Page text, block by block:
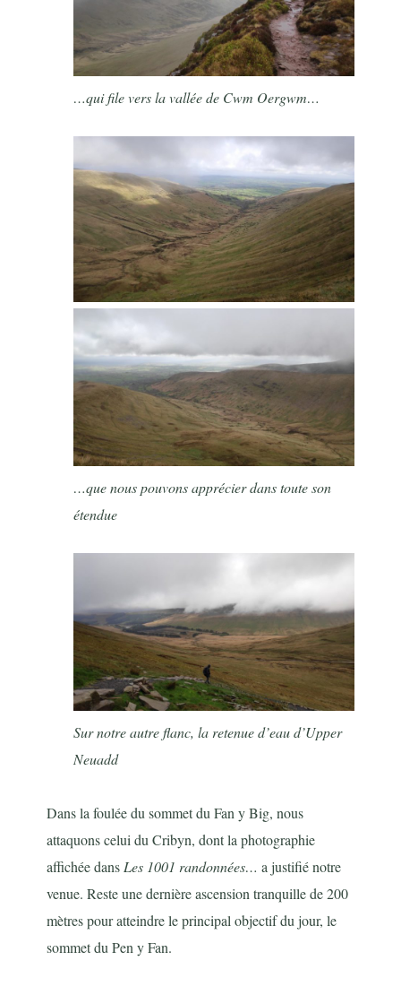
…qui file vers la vallée de Cwm Oergwm…
…que nous pouvons apprécier dans toute son
étendue
Sur notre autre flanc, la retenue d’eau d’Upper
Neuadd
Dans la foulée du sommet du Fan y Big, nous
attaquons celui du Cribyn, dont la photographie
affichée dansLes 1001 randonnées…a justifié notre
venue. Reste une dernière ascension tranquille de 200
mètres pour atteindre le principal objectif du jour, le
sommet du Pen y Fan.